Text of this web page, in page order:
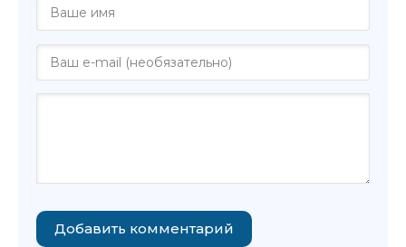
Добавить комментарий